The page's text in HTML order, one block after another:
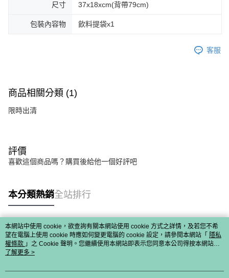
尺寸 37x18xcm(背帶79cm)
包裝內容物 飲料提袋x1
客服
商品相關分類 (1)
限時出清
評價
喜歡這個商品嗎？購買後給他一個好評吧
本分類熱銷全站排行
熱門標籤
本網站中使用 cookie，欲查詢有關本網站使用 cookie 方式之詳情，及若您不希
望在電腦上使用 cookie 時應如何變更電腦的 cookie 設定，請參閱本網站「 隱私
權條款 」之 Cookie 聲明。您繼續使用本網站即表示您同意本公司得按本網站使
用條款之 Cookie 聲明使用 cookie。
了解更多 >